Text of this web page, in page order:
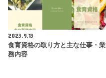
2023.9.13
食育資格の取り方と主な仕事・業
務内容